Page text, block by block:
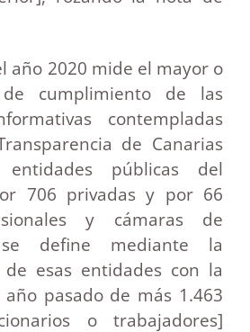
año 2020 mide el mayor o
cumplimiento de las
contempladas
de Canarias
públicas del
706 privadas y por 66
y cámaras de
define mediante la
de esas entidades con la
pasado de más 1.463
o trabajadores]